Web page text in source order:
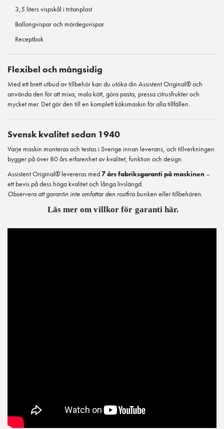
3,5 liters vispskål i tritanplast
Ballongvispar och mördegsvispar
Receptbok
Flexibel och mångsidig
Med ett brett utbud av tillbehör kan du utöka din Assistent Original® och
använda den för att mixa, mala kött, göra pasta, pressa citrusfrukter och
mycket mer. Det gör den till en komplett köksmaskin för alla tillfällen.
Svensk kvalitet sedan 1940
Varje maskin monteras och testas i Sverige innan leverans, och tillverkningen
bygger på över 80 års erfarenhet av kvalitet, funktion och design.
Assistent Original® levereras med7 års fabriksgaranti på maskinen –
ett bevis på dess höga kvalitet och långa livslängd.
Observera att garantin inte omfattar den rostfria bunken eller tillbehören.
Läs mer om villkor för garanti här.